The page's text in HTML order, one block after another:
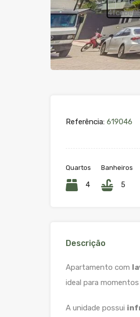
Referência: 619046
Quartos
4
Banheiros
5
Descrição
Apartamento com
ideal para
A unidade possui